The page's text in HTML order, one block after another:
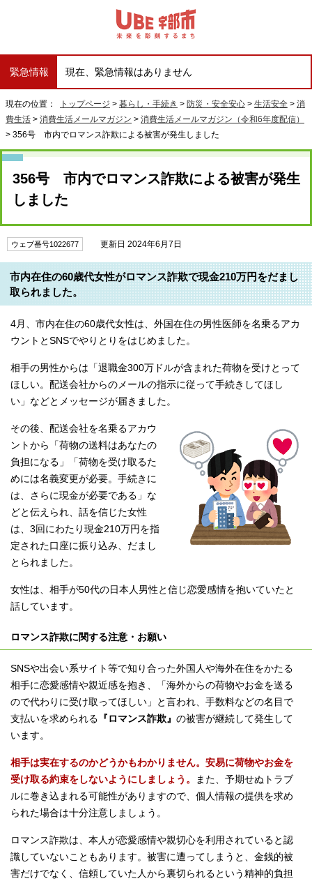
緊急情報 現在、緊急情報はありません
現在の位置： トップページ > 暮らし・手続き > 防災・安全安心 > 生活安全 > 消
費生活 > 消費生活メールマガジン > 消費生活メールマガジン（令和6年度配信）
> 356号 市内でロマンス詐欺による被害が発生しました
356号 市内でロマンス詐欺による被害が発生
しました
ウェブ番号1022677 更新日 2024年6月7日
市内在住の60歳代女性がロマンス詐欺で現金210万円をだまし
取られました。
4月、市内在住の60歳代女性は、外国在住の男性医師を名乗るアカ
ウントとSNSでやりとりをはじめました。
相手の男性からは「退職金300万ドルが含まれた荷物を受けとって
ほしい。配送会社からのメールの指示に従って手続きしてほし
い」などとメッセージが届きました。
その後、配送会社を名乗るアカウ
ントから「荷物の送料はあなたの
負担になる」「荷物を受け取るた
めには名義変更が必要。手続きに
は、さらに現金が必要である」な
どと伝えられ、話を信じた女性
は、3回にわたり現金210万円を指
定された口座に振り込み、だまし
とられました。
女性は、相手が50代の日本人男性と信じ恋愛感情を抱いていたと
話しています。
ロマンス詐欺に関する注意・お願い
SNSや出会い系サイト等で知り合った外国人や海外在住をかたる
相手に恋愛感情や親近感を抱き、「海外からの荷物やお金を送る
ので代わりに受け取ってほしい」と言われ、手数料などの名目で
支払いを求められる 『ロマンス詐欺』 の被害が継続して発生して
います。
相手は実在するのかどうかもわかりません。安易に荷物やお金を
受け取る約束をしないようにしましょう。
また、予期せぬトラブ
ルに巻き込まれる可能性がありますので、個人情報の提供を求め
られた場合は十分注意しましょう。
ロマンス詐欺は、本人が恋愛感情や親切心を利用されていると認
識していないこともあります。被害に遭ってしまうと、金銭的被
害だけでなく、信頼していた人から裏切られるという精神的負担